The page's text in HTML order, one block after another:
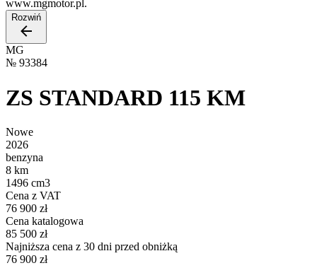
www.mgmotor.pl.
Rozwiń
MG
№ 93384
ZS STANDARD 115 KM
Nowe
2026
benzyna
8 km
1496 cm3
Cena z VAT
76 900 zł
Cena katalogowa
85 500 zł
Najniższa cena z 30 dni przed obniżką
76 900 zł